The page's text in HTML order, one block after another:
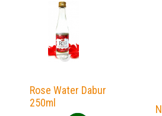
Rose Water Dabur
250ml